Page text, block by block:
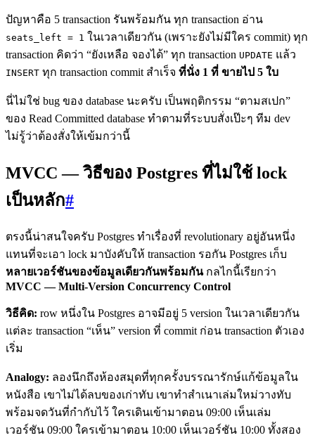
ปัญหาคือ 5 transaction รันพร้อมกัน ทุก transaction อ่าน
seats_left = 1 ในเวลาเดียวกัน (เพราะยังไม่มีใคร commit) ทุก
transaction คิดว่า “ยังเหลือ จองได้” ทุก transaction UPDATE แล้ว
INSERT ทุก transaction commit สำเร็จ ที่นั่ง 1 ที่ ขายไป 5 ใบ
นี่ไม่ใช่ bug ของ database นะครับ เป็นพฤติกรรม “ตามสเปก”
ของ Read Committed database ทำตามที่ระบบสั่งเป๊ะๆ ทีม dev
ไม่รู้ว่าต้องสั่งให้เข้มกว่านี้
MVCC — วิธีของ Postgres ที่ไม่ใช้ lock
เป็นหลัก#
ตรงนี้น่าสนใจครับ Postgres ทำเรื่องที่ revolutionary อยู่อันหนึ่ง
แทนที่จะเอา lock มาบังคับให้ transaction รอกัน Postgres เก็บ
หลายเวอร์ชันของข้อมูลเดียวกันพร้อมกันกลไกนี้เรียกว่า
MVCC — Multi-Version Concurrency Control
วิธีคิด: row หนึ่งใน Postgres อาจมีอยู่ 5 version ในเวลาเดียวกัน
แต่ละ transaction “เห็น” version ที่ commit ก่อน transaction ตัวเอง
เริ่ม
Analogy: ลองนึกถึงห้องสมุดที่ทุกครั้งบรรณารักษ์แก้ข้อมูลใน
หนังสือ เขาไม่ได้ลบของเก่าทับ เขาทำสำเนาเล่มใหม่วางทับ
พร้อมจดวันที่กำกับไว้ ใครเดินเข้ามาตอน 09:00 เห็นเล่ม
เวอร์ชัน 09:00 ใครเข้ามาตอน 10:00 เห็นเวอร์ชัน 10:00 ทั้งสอง